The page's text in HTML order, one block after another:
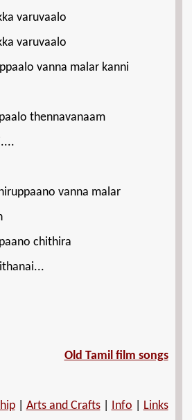
varuvaalo
varuvaalo
vanna malar kanni
thennavanaam
vanna malar
chithira
Old Tamil film songs
| Arts and Crafts| Info Links